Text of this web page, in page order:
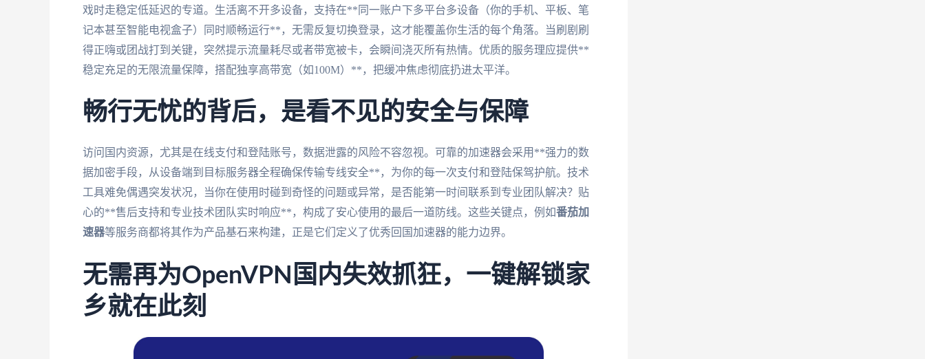
戏时走稳定低延迟的专道。生活离不开多设备，支持在**同一账户下多平台多设备（你的手机、平板、笔
记本甚至智能电视盒子）同时顺畅运行**，无需反复切换登录，这才能覆盖你生活的每个角落。当刷剧刷
得正嗨或团战打到关键，突然提示流量耗尽或者带宽被卡，会瞬间浇灭所有热情。优质的服务理应提供**
稳定充足的无限流量保障，搭配独享高带宽（如100M）**，把缓冲焦虑彻底扔进太平洋。
畅行无忧的背后，是看不见的安全与保障
访问国内资源，尤其是在线支付和登陆账号，数据泄露的风险不容忽视。可靠的加速器会采用**强力的数
据加密手段，从设备端到目标服务器全程确保传输专线安全**，为你的每一次支付和登陆保驾护航。技术
工具难免偶遇突发状况，当你在使用时碰到奇怪的问题或异常，是否能第一时间联系到专业团队解决？贴
心的**售后支持和专业技术团队实时响应**，构成了安心使用的最后一道防线。这些关键点，例如番茄加
速器等服务商都将其作为产品基石来构建，正是它们定义了优秀回国加速器的能力边界。
无需再为OpenVPN国内失效抓狂，一键解锁家
乡就在此刻